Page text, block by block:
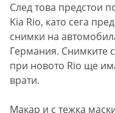
След това предстои
Kia Rio, като сега
снимки на
Германия. Снимките
при новото Rio ще
врати.
Макар и с тежка